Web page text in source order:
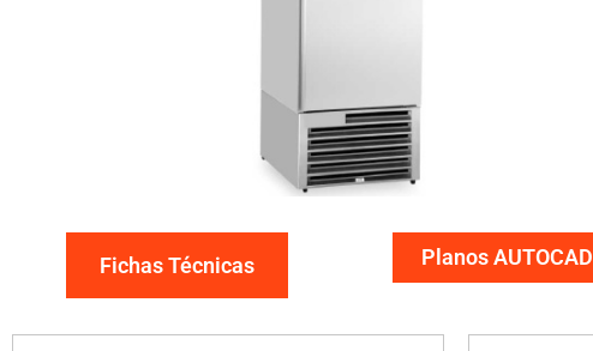
Fichas Técnicas Planos AUTOCAD